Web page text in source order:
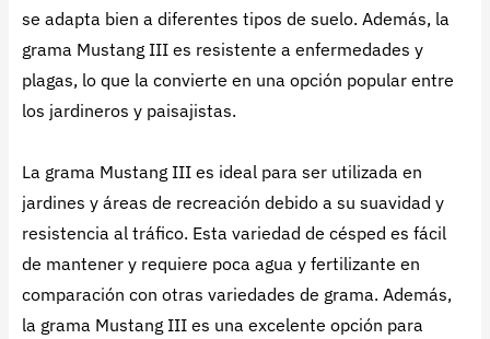
se adapta bien a diferentes tipos de suelo. Además, la
grama Mustang III es resistente a enfermedades y
plagas, lo que la convierte en una opción popular entre
los jardineros y paisajistas.
La grama Mustang III es ideal para ser utilizada en
jardines y áreas de recreación debido a su suavidad y
resistencia al tráfico. Esta variedad de césped es fácil
de mantener y requiere poca agua y fertilizante en
comparación con otras variedades de grama. Además,
la grama Mustang III es una excelente opción para